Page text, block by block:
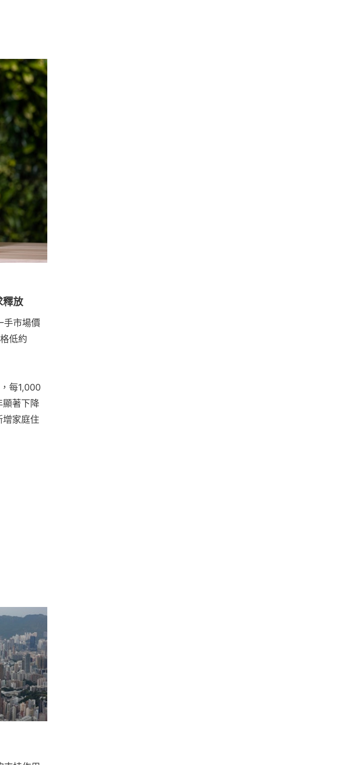
釋放
手市場價
低約
每1,000
顯著下降
家庭住